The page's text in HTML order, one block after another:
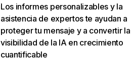
Los informes personalizables y la
asistencia de expertos te ayudan a
proteger tu mensaje y a convertir la
visibilidad de la IA en crecimiento
cuantificable